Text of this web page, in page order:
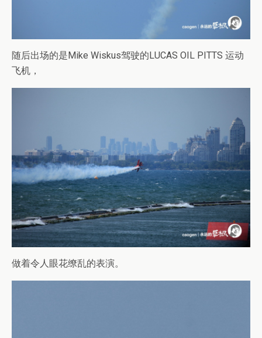
随后出场的是Mike Wiskus驾驶的LUCAS OIL PITTS 运动
飞机，
做着令人眼花缭乱的表演。